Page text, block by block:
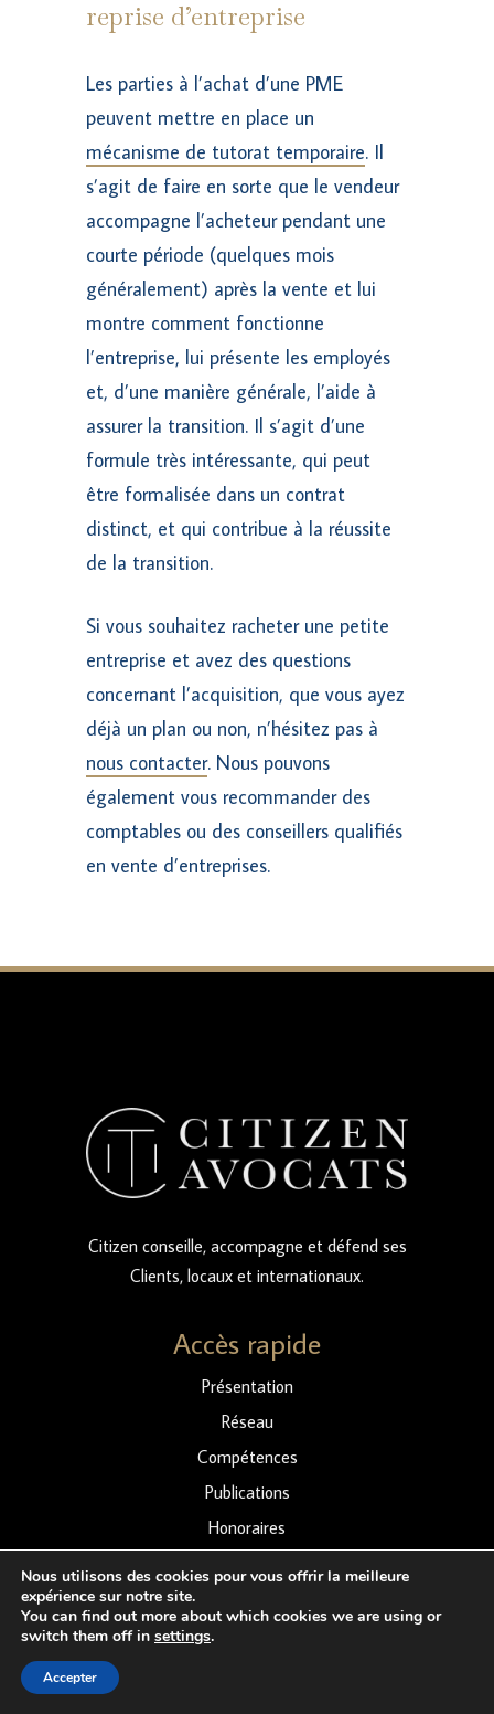
reprise d’entreprise
Les parties à l’achat d’une PME
peuvent mettre en place un
mécanisme de tutorat temporaire. Il
s’agit de faire en sorte que le vendeur
accompagne l’acheteur pendant une
courte période (quelques mois
généralement) après la vente et lui
montre comment fonctionne
l’entreprise, lui présente les employés
et, d’une manière générale, l’aide à
assurer la transition. Il s’agit d’une
formule très intéressante, qui peut
être formalisée dans un contrat
distinct, et qui contribue à la réussite
de la transition.
Si vous souhaitez racheter une petite
entreprise et avez des questions
concernant l’acquisition, que vous ayez
déjà un plan ou non, n’hésitez pas à
nous contacter. Nous pouvons
également vous recommander des
comptables ou des conseillers qualifiés
en vente d’entreprises.
Citizen conseille, accompagne et défend ses
Clients, locaux et internationaux.
Accès rapide
Présentation
Réseau
Compétences
Publications
Honoraires
Contacts
Nous utilisons des cookies pour vous offrir la meilleure
expérience sur notre site.
You can find out more about which cookies we are using or
switch them off in settings.
Accepter